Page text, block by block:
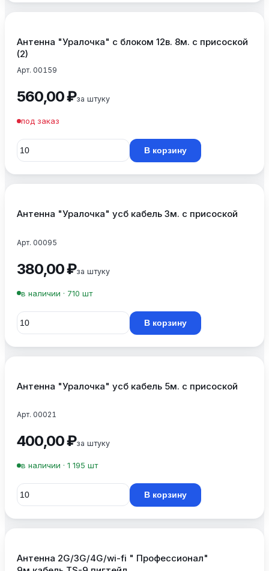
Антенна "Уралочка" с блоком 12в. 8м. с присоской
(2)
Арт. 00159
560,00 ₽за штуку
под заказ
В корзину
Антенна "Уралочка" усб кабель 3м. с присоской
Арт. 00095
380,00 ₽за штуку
в наличии · 710 шт
В корзину
Антенна "Уралочка" усб кабель 5м. с присоской
Арт. 00021
400,00 ₽за штуку
в наличии · 1 195 шт
В корзину
Антенна 2G/3G/4G/wi-fi " Профессионал"